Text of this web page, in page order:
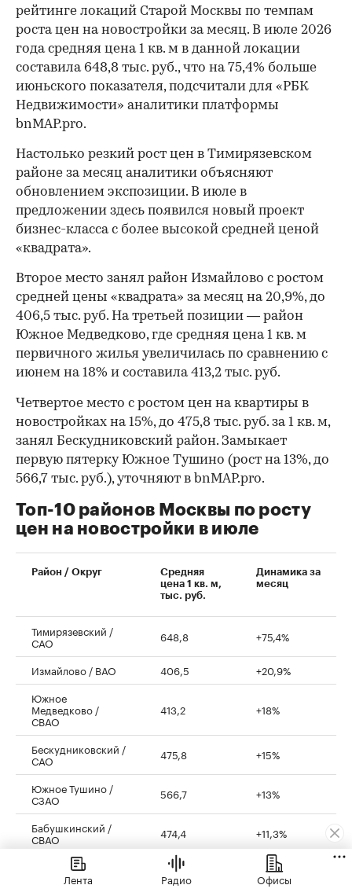
рейтинге локаций Старой Москвы по темпам
роста цен на новостройки за месяц. В июле 2026
года средняя цена 1 кв. м в данной локации
составила 648,8 тыс. руб., что на 75,4% больше
июньского показателя, подсчитали для «РБК
Недвижимости» аналитики платформы
bnMAP.pro.
Настолько резкий рост цен в Тимирязевском
районе за месяц аналитики объясняют
обновлением экспозиции. В июле в
предложении здесь появился новый проект
бизнес-класса с более высокой средней ценой
«квадрата».
Второе место занял район Измайлово с ростом
средней цены «квадрата» за месяц на 20,9%, до
406,5 тыс. руб. На третьей позиции — район
Южное Медведково, где средняя цена 1 кв. м
первичного жилья увеличилась по сравнению с
июнем на 18% и составила 413,2 тыс. руб.
00:00 / 00:00
Четвертое место с ростом цен на квартиры в
новостройках на 15%, до 475,8 тыс. руб. за 1 кв. м,
занял Бескудниковский район. Замыкает
первую пятерку Южное Тушино (рост на 13%, до
566,7 тыс. руб.), уточняют в bnMAP.pro.
Топ-10 районов Москвы по росту
цен на новостройки в июле
Район / Округ
Средняя
цена 1 кв. м,
тыс. руб.
Динамика за
месяц
Тимирязевский /
САО 648,8 +75,4%
Измайлово / ВАО 406,5
+20,9%
Южное
Медведково /
СВАО
413,2 +18%
Бескудниковский /
САО 475,8 +15%
Южное Тушино /
СЗАО 566,7 +13%
Бабушкинский /
СВАО 474,4 +11,3%
Таганский / ЦАО 1 660,1
+7,5%
Лента Радио Офисы